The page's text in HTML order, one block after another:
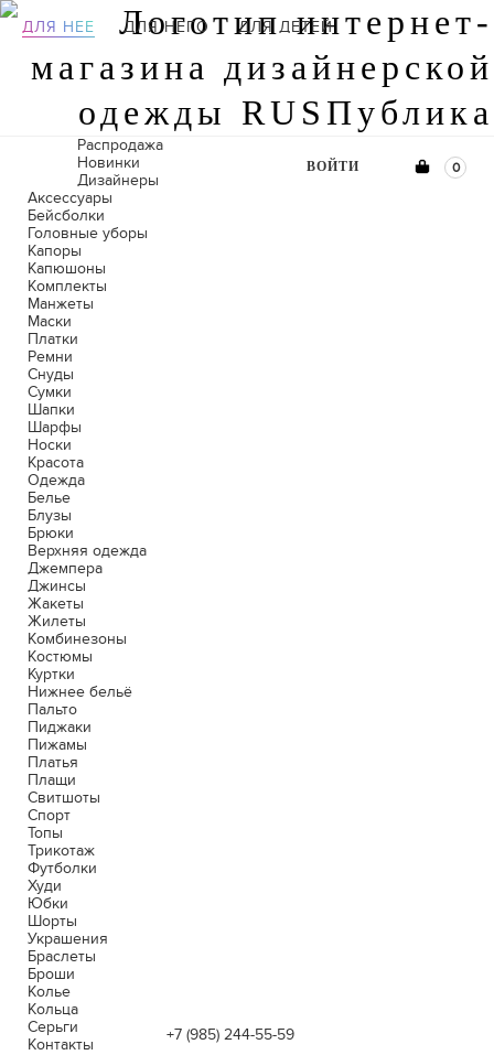
ДЛЯ НЕЕ ДЛЯ НЕГО ДЛЯ ДЕТЕЙ
0
ВОЙТИ
+7 (985) 244-55-59
Распродажа
Новинки
Дизайнеры
Аксессуары
Бейсболки
Головные уборы
Капоры
Капюшоны
Комплекты
Манжеты
Маски
Платки
Ремни
Снуды
Сумки
Шапки
Шарфы
Носки
Красота
Одежда
Белье
Блузы
Брюки
Верхняя одежда
Джемпера
Джинсы
Жакеты
Жилеты
Комбинезоны
Костюмы
Куртки
Нижнее бельё
Пальто
Пиджаки
Пижамы
Платья
Плащи
Свитшоты
Спорт
Топы
Трикотаж
Футболки
Худи
Юбки
Шорты
Украшения
Браслеты
Броши
Колье
Кольца
Серьги
Контакты